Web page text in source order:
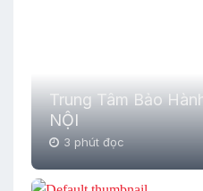
Trung Tâm Bảo
NỘI
3 phút đọc